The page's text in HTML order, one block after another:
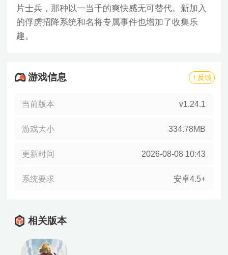
片士兵，那种以一当千的爽快感无可替代。新加入
的俘虏招降系统和名将专属事件也增加了收集乐
趣。
游戏信息 ! 反馈
当前版本 v1.24.1
游戏大小 334.78MB
更新时间 2026-08-08 10:43
系统要求 安卓4.5+
相关版本